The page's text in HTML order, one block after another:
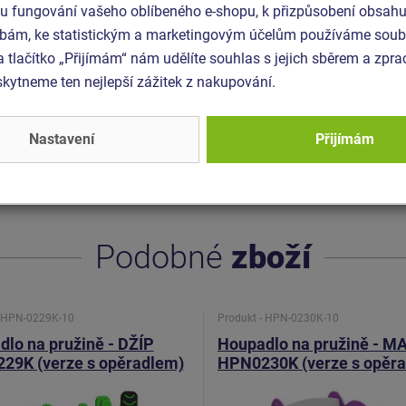
0,82 m
1177 - trávník
1 ed.2 +A1:2024
Podobné zboží
0229K-10
na pružině - DŽÍP
(verze s opěradlem)
Produkt - HPN-0230K-10
Houpadlo na pružině -
HPN0230K (verze s
fungování vašeho oblíbeného e-shopu, k přizpůsobení
ke statistickým a marketingovým účelům používáme
tlačítko „Přijímám“ nám udělíte souhlas s jejich sběrem a
ten nejlepší zážitek z nakupování.
Nastavení Přijímám